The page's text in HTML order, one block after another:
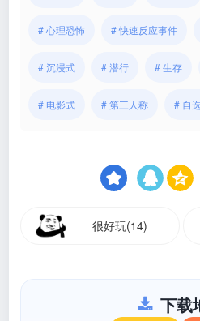
# 心理恐怖 # 快速反应事件
# 沉浸式 # 潜行 # 生存
# 电影式 # 第三人称 # 自
很好玩(14)
下载